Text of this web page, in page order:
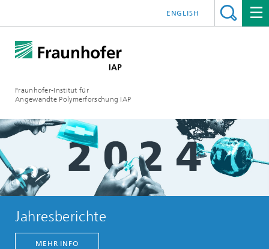
Fraunhofer-Institut für
Angewandte Polymerforschung IAP
ENGLISH
Jahresberichte
MEHR INFO